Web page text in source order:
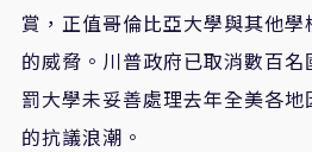
賞，正值哥倫比亞大學與其他
的威脅。川普政府已取消數百
罰大學未妥善處理去年全美各
的抗議浪潮。